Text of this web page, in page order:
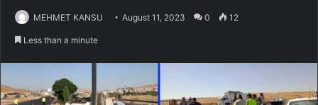
MEHMET KANSU August 11, 2023 0 12
Less than a minute